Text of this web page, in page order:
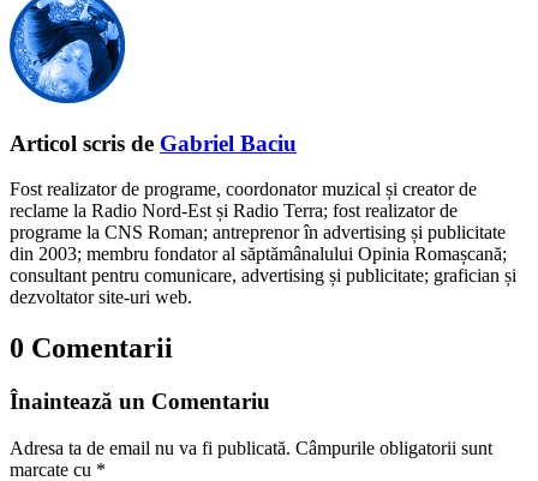
Articol scris de Gabriel Baciu
Fost realizator de programe, coordonator muzical și creator de
reclame la Radio Nord-Est și Radio Terra; fost realizator de
programe la CNS Roman; antreprenor în advertising și publicitate
din 2003; membru fondator al săptămânalului Opinia Romașcană;
consultant pentru comunicare, advertising și publicitate; grafician și
dezvoltator site-uri web.
0 Comentarii
Înaintează un Comentariu
Adresa ta de email nu va fi publicată. Câmpurile obligatorii sunt
marcate cu *